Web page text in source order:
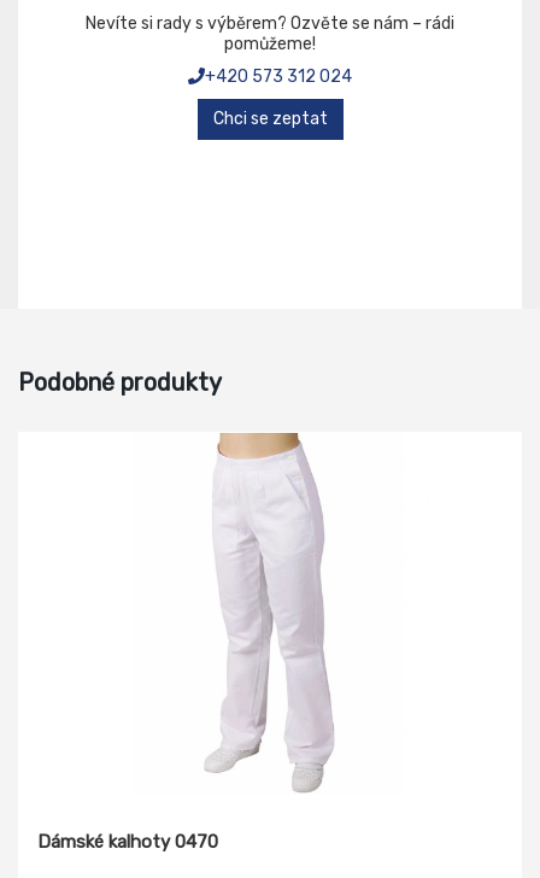
Nevíte si rady s výběrem? Ozvěte se nám – rádi
pomůžeme!
+420 573 312 024
Chci se zeptat
Podobné produkty
Dámské kalhoty 0470